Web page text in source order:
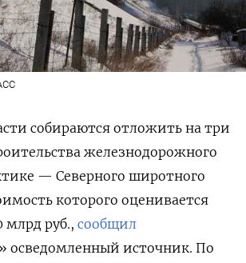
собираются отложить на три
железнодорожного
— Северного широтного
которого оценивается
млрд руб., сообщил
осведомленный источник. По